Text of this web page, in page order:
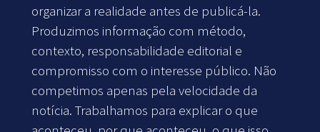
organizar a realidade antes de publicá-la.
Produzimos informação com método,
contexto, responsabilidade editorial e
compromisso com o interesse público. Não
competimos apenas pela velocidade da
notícia. Trabalhamos para explicar o que